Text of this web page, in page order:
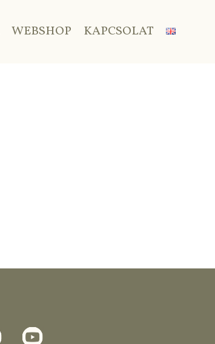
WEBSHOP KAPCSOLAT